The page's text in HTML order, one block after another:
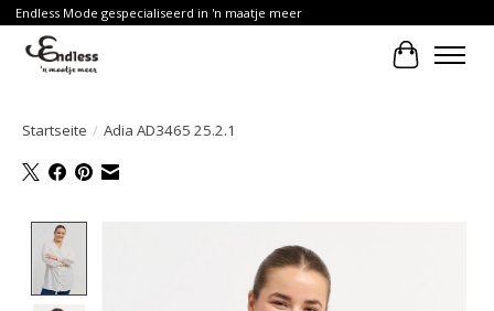
Endless Mode gespecialiseerd in 'n maatje meer
Ihr
Startseite / Adia AD3465 25.2.1